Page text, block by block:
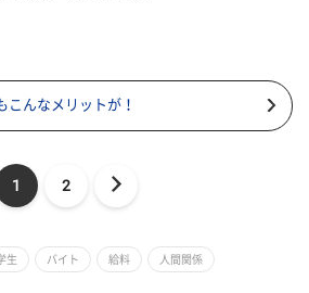
こんなメリットが！
1 2
生 バイト 給料 人間関係